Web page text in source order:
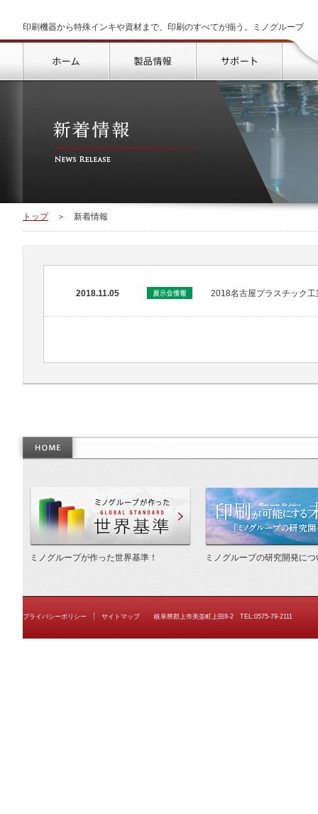
印刷機器から特殊インキや資材まで、印刷のすべてが揃う。ミノグループ
トップ
製品情報 サポート
トップ ＞ 新着情報
2018.11.05 2018名古屋プラスチック
作った世界基準
ミノグループが作った世界基準！ ミノグループの研究開発につ
プライバシーポリシー サイトマップ 岐阜県郡上市美並町上田8-2 TEL:0575-79-2111